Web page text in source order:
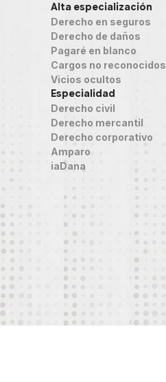
Alta especialización
Derecho en seguros
Derecho de daños
Pagaré en blanco
Cargos no reconocidos
Vicios ocultos
Especialidad
Derecho civil
Derecho mercantil
Derecho corporativo
Amparo
iaDana